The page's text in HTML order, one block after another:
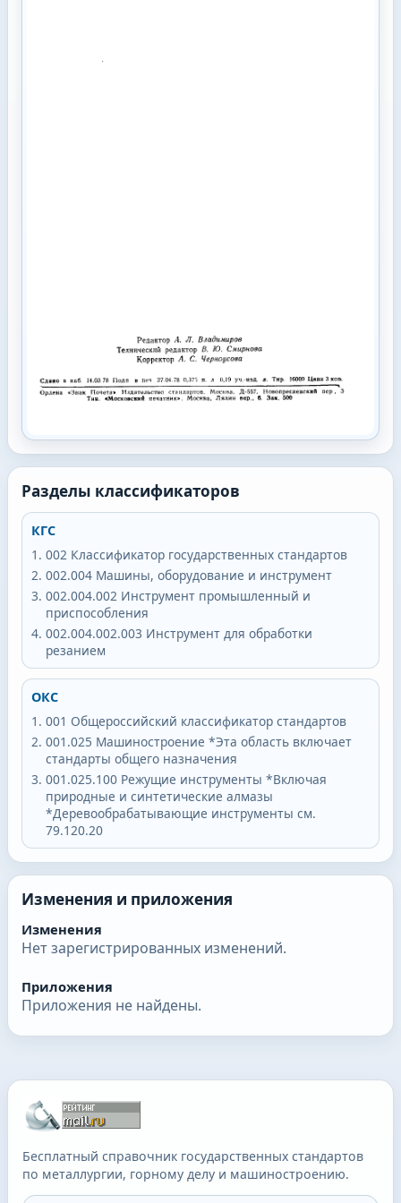
Разделы классификаторов
КГС
002 Классификатор государственных стандартов
002.004 Машины, оборудование и инструмент
002.004.002 Инструмент промышленный и
приспособления
002.004.002.003 Инструмент для обработки
резанием
ОКС
001 Общероссийский классификатор стандартов
001.025 Машиностроение *Эта область включает
стандарты общего назначения
001.025.100 Режущие инструменты *Включая
природные и синтетические алмазы
*Деревообрабатывающие инструменты см.
79.120.20
Изменения и приложения
Изменения
Нет зарегистрированных изменений.
Приложения
Приложения не найдены.
Бесплатный справочник государственных стандартов
по металлургии, горному делу и машиностроению.